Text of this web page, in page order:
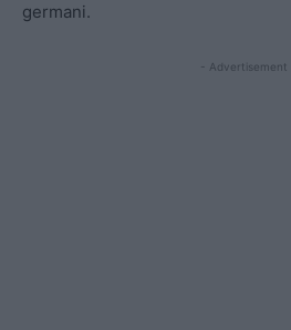
germani.
- Advertisement -